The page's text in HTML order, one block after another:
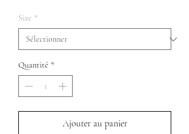
Size *
Quantité *
Ajouter au panier